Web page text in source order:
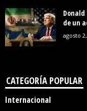
de un
agosto
CATEGORÍA POPULAR
Internacional